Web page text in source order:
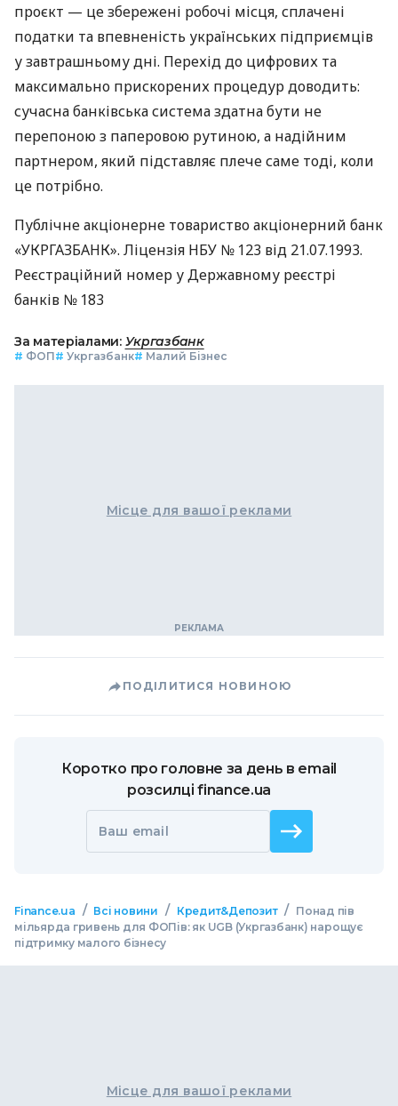
проєкт — це збережені робочі місця, сплачені
податки та впевненість українських підприємців
у завтрашньому дні. Перехід до цифрових та
максимально прискорених процедур доводить:
сучасна банківська система здатна бути не
перепоною з паперовою рутиною, а надійним
партнером, який підставляє плече саме тоді, коли
це потрібно.
Публічне акціонерне товариство акціонерний банк
«УКРГАЗБАНК». Ліцензія НБУ № 123 від 21.07.1993.
Реєстраційний номер у Державному реєстрі
банків № 183
За матеріалами: Укргазбанк
# ФОП# Укргазбанк# Малий Бізнес
Місце для вашої реклами
ПОДІЛИТИСЯ НОВИНОЮ
Коротко про головне за день в email
розсилці finance.ua
Ваш email
Finance.ua / Всі новини / Кредит&Депозит / Понад пів
мільярда гривень для ФОПів: як UGB (Укргазбанк) нарощує
підтримку малого бізнесу
Місце для вашої реклами